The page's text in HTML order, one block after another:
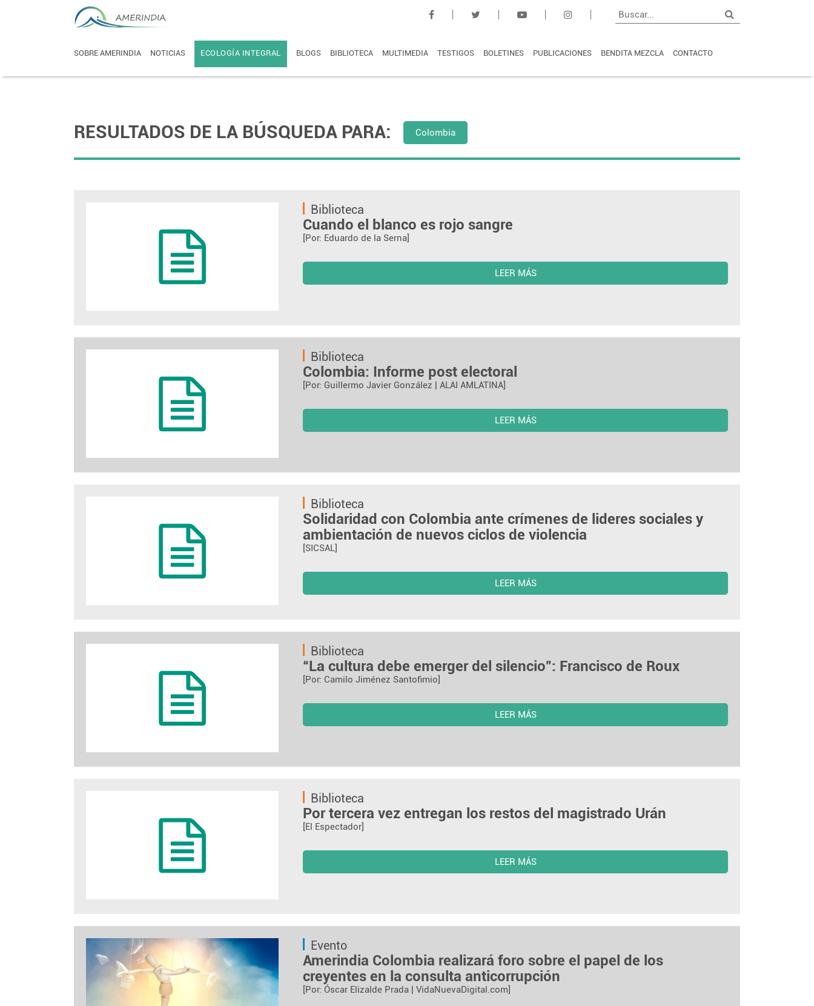
SOBRE AMERINDIA NOTICIAS ECOLOGÍA INTEGRAL BLOGS BIBLIOTECA MULTIMEDIA TESTIGOS BOLETINES PUBLICACIONES BENDITA MEZCLA CONTACTO
RESULTADOS DE LA BÚSQUEDA PARA: Colombia
Biblioteca
Cuando el blanco es rojo sangre
[Por: Eduardo de la Serna]
LEER MÁS
Biblioteca
Colombia: Informe post electoral
[Por: Guillermo Javier González | ALAI AMLATINA]
LEER MÁS
Biblioteca
Solidaridad con Colombia ante crímenes de lideres sociales y
ambientación de nuevos ciclos de violencia
[SICSAL]
LEER MÁS
Biblioteca
“La cultura debe emerger del silencio”: Francisco de Roux
[Por: Camilo Jiménez Santofimio]
LEER MÁS
Biblioteca
Por tercera vez entregan los restos del magistrado Urán
[El Espectador]
LEER MÁS
Evento
Amerindia Colombia realizará foro sobre el papel de los
creyentes en la consulta anticorrupción
[Por: Óscar Elizalde Prada | VidaNuevaDigital.com]